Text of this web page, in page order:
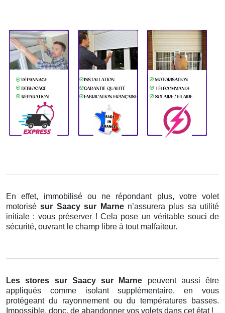
En effet, immobilisé ou ne répondant plus, votre volet
motorisésur Saacy sur Marne n’assurera plus sa utilité
initiale : vous préserver ! Cela pose un véritable souci de
sécurité, ouvrant le champ libre à tout malfaiteur.
Les stores sur Saacy sur Marne peuvent aussi être
appliqués comme isolant supplémentaire, en vous
protégeant du rayonnement ou du températures basses.
Impossible, donc, de abandonner vos volets dans cet état !